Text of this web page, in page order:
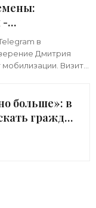
-
в
Дмитрия
Визит
больше»: в
граждан